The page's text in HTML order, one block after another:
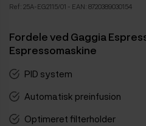
Ref: 25A-EG2115/01 - EAN: 8720389030154
Fordele ved Gaggia
Espressomaskine
PID system
Automatisk preinfusion
Optimeret filterholder